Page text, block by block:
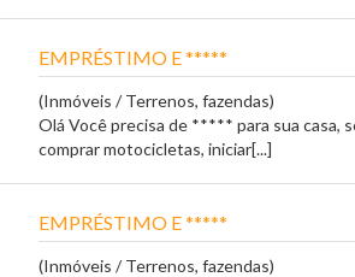
EMPRÉSTIMO E *****
(Inmóveis / Terrenos, fazendas)
Olá Você precisa de ***** para sua casa,
comprar motocicletas, iniciar[...]
EMPRÉSTIMO E *****
(Inmóveis / Terrenos, fazendas)